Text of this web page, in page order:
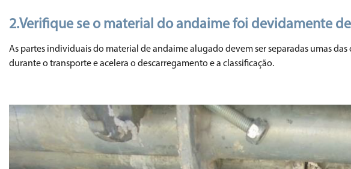
2.Verifique se o material do andaime foi devidamente
As partes individuais do material de andaime alugado devem ser separadas umas
durante o transporte e acelera o descarregamento e a classificação.